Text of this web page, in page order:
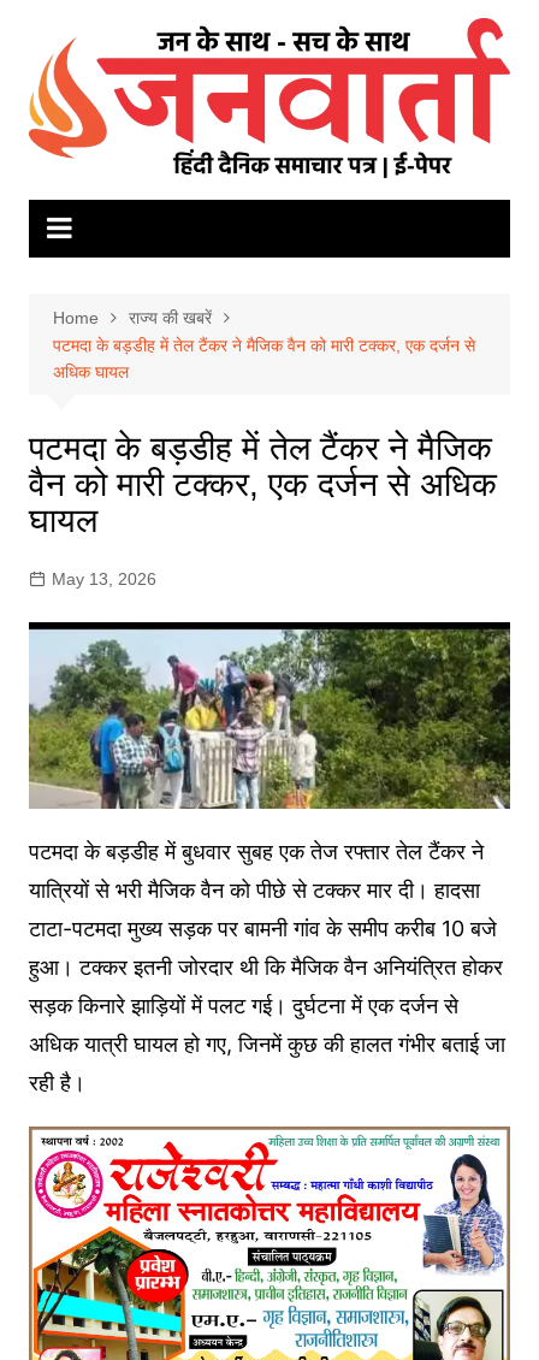
content
Home
राज्य की खबरें
पटमदा के बड़डीह में तेल टैंकर ने मैजिक वैन को मारी टक्कर, एक दर्जन से
अधिक घायल
पटमदा के बड़डीह में तेल टैंकर ने मैजिक
वैन को मारी टक्कर, एक दर्जन से अधिक
घायल
May 13, 2026
पटमदा के बड़डीह में बुधवार सुबह एक तेज रफ्तार तेल टैंकर ने
यात्रियों से भरी मैजिक वैन को पीछे से टक्कर मार दी। हादसा
टाटा-पटमदा मुख्य सड़क पर बामनी गांव के समीप करीब 10 बजे
हुआ। टक्कर इतनी जोरदार थी कि मैजिक वैन अनियंत्रित होकर
सड़क किनारे झाड़ियों में पलट गई। दुर्घटना में एक दर्जन से
अधिक यात्री घायल हो गए, जिनमें कुछ की हालत गंभीर बताई जा
रही है।